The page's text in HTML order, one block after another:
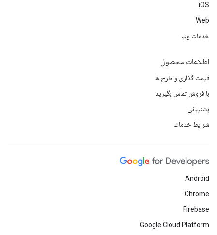
iOS
Web
خدمات وب
اطلاعات محصول
قیمت گذاری و طرح ها
با فروش تماس بگیرید
پشتیبانی
شرایط خدمات
Android
Chrome
Firebase
Google Cloud Platform